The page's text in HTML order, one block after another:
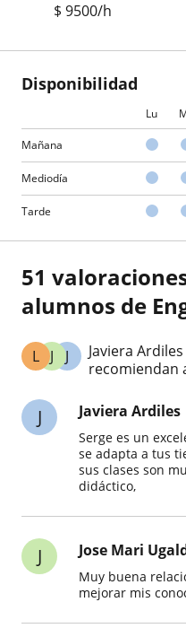
$ 9500/h
Disponibilidad
Lu
Mañana
Mediodía
Tarde
51
alumnos de
J
J
L
Javiera
recomiendan
J Javiera Ardiles
Serge es un
se adapta a tus
sus clases son
didáctico,
J Jose Mari
Muy buena
mejorar mis